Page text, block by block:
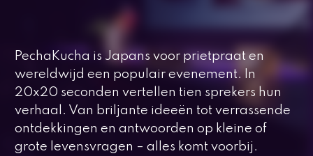
PechaKucha is Japans voor prietpraat en
wereldwijd een populair evenement. In
20x20 seconden vertellen tien sprekers hun
verhaal. Van briljante ideeën tot verrassende
ontdekkingen en antwoorden op kleine of
grote levensvragen – alles komt voorbij.